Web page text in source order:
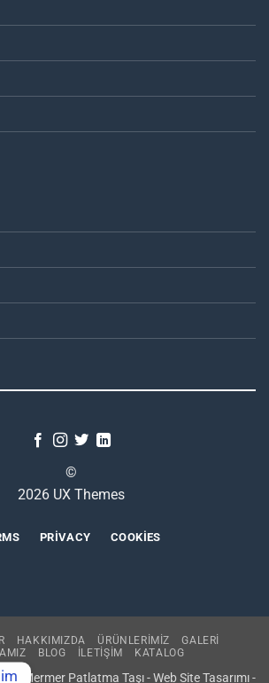
©
2026 UX Themes
PRIVACY COOKIES
HAKKIMIZDA ÜRÜNLERİMİZ
GALERİ
BLOG İLETİŞİM KATALOG
Mermer Patlatma Taşı - Web Site Tasarımı -